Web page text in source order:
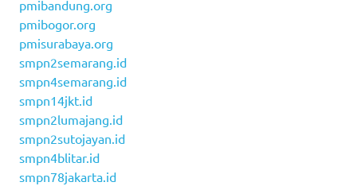
pmibandung.org
pmibogor.org
pmisurabaya.org
smpn2semarang.id
smpn4semarang.id
smpn14jkt.id
smpn2lumajang.id
smpn2sutojayan.id
smpn4blitar.id
smpn78jakarta.id